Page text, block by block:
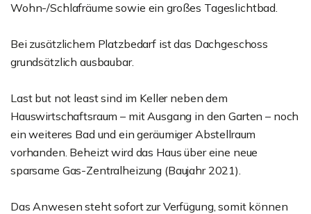
Wohn-/Schlafräume sowie ein großes Tageslichtbad.
Bei zusätzlichem Platzbedarf ist das Dachgeschoss
grundsätzlich ausbaubar.
Last but not least sind im Keller neben dem
Hauswirtschaftsraum – mit Ausgang in den Garten – noch
ein weiteres Bad und ein geräumiger Abstellraum
vorhanden. Beheizt wird das Haus über eine neue
sparsame Gas-Zentralheizung (Baujahr 2021).
Das Anwesen steht sofort zur Verfügung, somit können